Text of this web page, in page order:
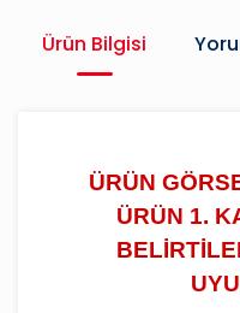
Ürün Bilgisi
ÜRÜN
ÜRÜN 1.